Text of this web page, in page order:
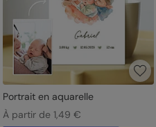
Portrait en aquarelle
À partir de 1,49 €